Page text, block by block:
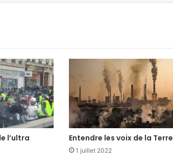
l’ultra
Entendre les voix de la Terre
1 juillet 2022